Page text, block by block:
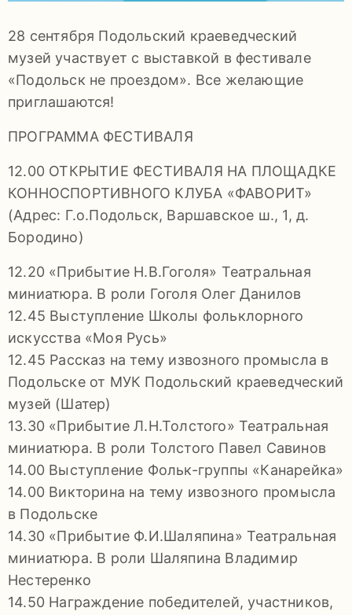
55-
92-
34
pdls_mukpmuzey@mosreg.ru
Заявление
конфиденциальности
28 сентября Подольский краеведческий
музей участвует с выставкой в фестивале
«Подольск не проездом». Все желающие
приглашаются!
ПРОГРАММА ФЕСТИВАЛЯ
12.00 ОТКРЫТИЕ ФЕСТИВАЛЯ НА ПЛОЩАДКЕ
КОННОСПОРТИВНОГО КЛУБА «ФАВОРИТ»
(Адрес: Г.о.Подольск, Варшавское ш., 1, д.
Бородино)
12.20 «Прибытие Н.В.Гоголя» Театральная
миниатюра. В роли Гоголя Олег Данилов
12.45 Выступление Школы фольклорного
искусства «Моя Русь»
12.45 Рассказ на тему извозного промысла в
Подольске от МУК Подольский краеведческий
музей (Шатер)
13.30 «Прибытие Л.Н.Толстого» Театральная
миниатюра. В роли Толстого Павел Савинов
14.00 Выступление Фольк-группы «Канарейка»
14.00 Викторина на тему извозного промысла
в Подольске
14.30 «Прибытие Ф.И.Шаляпина» Театральная
миниатюра. В роли Шаляпина Владимир
Нестеренко
14.50 Награждение победителей, участников,